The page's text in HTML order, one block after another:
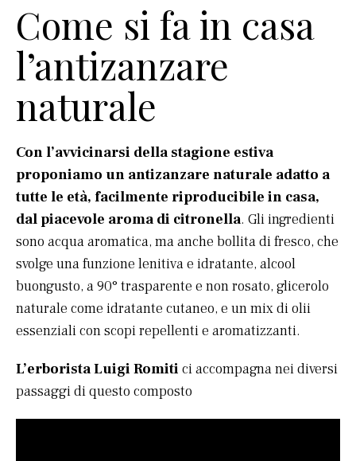
Come si fa in casa
l’antizanzare
naturale
Con l’avvicinarsi della stagione estiva
proponiamo un antizanzare naturale adatto a
tutte le età, facilmente riproducibile in casa,
dal piacevole aroma di citronella. Gli ingredienti
sono acqua aromatica, ma anche bollita di fresco, che
svolge una funzione lenitiva e idratante, alcool
buongusto, a 90° trasparente e non rosato, glicerolo
naturale come idratante cutaneo, e un mix di olii
essenziali con scopi repellenti e aromatizzanti.
L’erborista Luigi Romiti ci accompagna nei diversi
passaggi di questo composto